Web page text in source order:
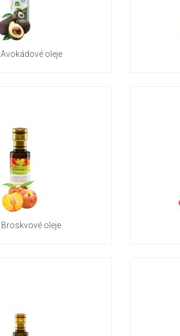
Avokádové oleje
Broskvové oleje